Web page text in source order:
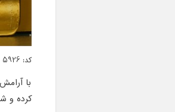
کد: 5926 تاریخ انتشار :۲۵ خرداد ۱۳۹۴ ساعت ۰۰:۵۰
با
کرده و